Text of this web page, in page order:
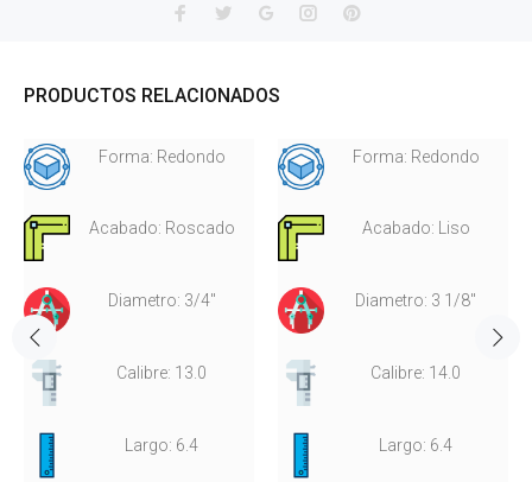
PRODUCTOS RELACIONADOS
Forma: Redondo
Acabado: Roscado
Diametro: 3/4"
Calibre: 13.0
Largo: 6.4
Forma: Redondo
Acabado: Liso
Diametro: 3 1/8"
Calibre: 14.0
Largo: 6.4